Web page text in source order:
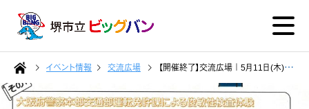
イベント情報 交流広場 【開催終了】交流広場｜5月11日(木)「交通安全イベント」